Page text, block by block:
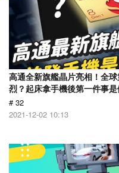
高通全新旗艦晶片亮相！全
烈？起床拿手機後第一件事
# 32
2021-12-02 10:13